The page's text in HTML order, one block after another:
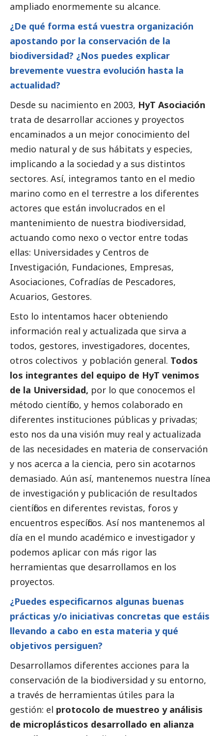
ampliado enormemente su alcance.
¿De qué forma está vuestra organización
apostando por la conservación de la
biodiversidad? ¿Nos puedes explicar
brevemente vuestra evolución hasta la
actualidad?
Desde su nacimiento en 2003, HyT Asociación
trata de desarrollar acciones y proyectos
encaminados a un mejor conocimiento del
medio natural y de sus hábitats y especies,
implicando a la sociedad y a sus distintos
sectores. Así, integramos tanto en el medio
marino como en el terrestre a los diferentes
actores que están involucrados en el
mantenimiento de nuestra biodiversidad,
actuando como nexo o vector entre todas
ellas: Universidades y Centros de
Investigación, Fundaciones, Empresas,
Asociaciones, Cofradías de Pescadores,
Acuarios, Gestores.
Esto lo intentamos hacer obteniendo
información real y actualizada que sirva a
todos, gestores, investigadores, docentes,
otros colectivos y población general. Todos
los integrantes del equipo de HyT venimos
de la Universidad, por lo que conocemos el
método científico, y hemos colaborado en
diferentes instituciones públicas y privadas;
esto nos da una visión muy real y actualizada
de las necesidades en materia de conservación
y nos acerca a la ciencia, pero sin acotarnos
demasiado. Aún así, mantenemos nuestra línea
de investigación y publicación de resultados
científicos en diferentes revistas, foros y
encuentros específicos. Así nos mantenemos al
día en el mundo académico e investigador y
podemos aplicar con más rigor las
herramientas que desarrollamos en los
proyectos.
¿Puedes especificarnos algunas buenas
prácticas y/o iniciativas concretas que estáis
llevando a cabo en esta materia y qué
objetivos persiguen?
Desarrollamos diferentes acciones para la
conservación de la biodiversidad y su entorno,
a través de herramientas útiles para la
gestión: el protocolo de muestreo y análisis
de microplásticos desarrollado en alianza